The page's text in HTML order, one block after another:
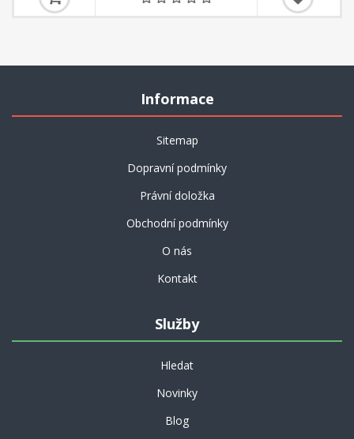
Informace
Sitemap
Dopravní podmínky
Právní doložka
Obchodní podmínky
O nás
Kontakt
Služby
Hledat
Novinky
Blog